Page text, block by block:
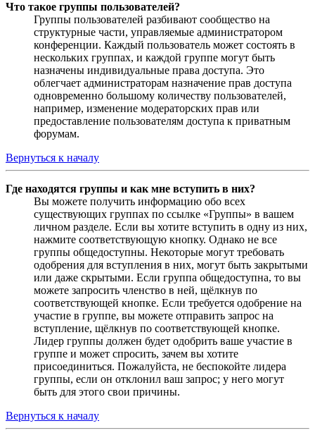
Что такое группы пользователей?
Группы пользователей разбивают сообщество на
структурные части, управляемые администратором
конференции. Каждый пользователь может состоять в
нескольких группах, и каждой группе могут быть
назначены индивидуальные права доступа. Это
облегчает администраторам назначение прав доступа
одновременно большому количеству пользователей,
например, изменение модераторских прав или
предоставление пользователям доступа к приватным
форумам.
Вернуться к началу
Где находятся группы и как мне вступить в них?
Вы можете получить информацию обо всех
существующих группах по ссылке «Группы» в вашем
личном разделе. Если вы хотите вступить в одну из них,
нажмите соответствующую кнопку. Однако не все
группы общедоступны. Некоторые могут требовать
одобрения для вступления в них, могут быть закрытыми
или даже скрытыми. Если группа общедоступна, то вы
можете запросить членство в ней, щёлкнув по
соответствующей кнопке. Если требуется одобрение на
участие в группе, вы можете отправить запрос на
вступление, щёлкнув по соответствующей кнопке.
Лидер группы должен будет одобрить ваше участие в
группе и может спросить, зачем вы хотите
присоединиться. Пожалуйста, не беспокойте лидера
группы, если он отклонил ваш запрос; у него могут
быть для этого свои причины.
Вернуться к началу